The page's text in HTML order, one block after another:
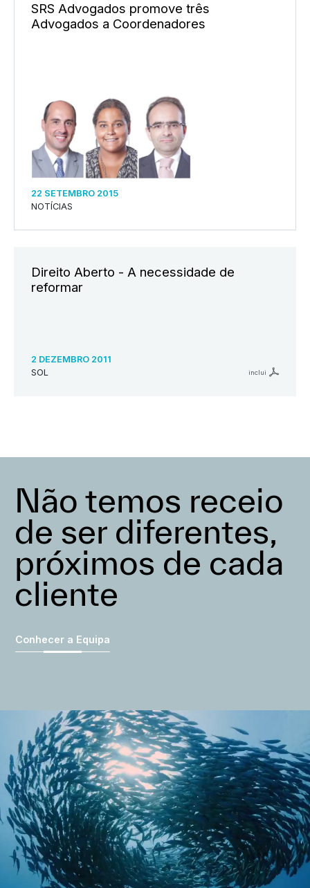
SRS Advogados promove três
Advogados a Coordenadores
22 SETEMBRO 2015
NOTÍCIAS
Direito Aberto - A necessidade de
reformar
2 DEZEMBRO 2011
SOL
inclui
Não temos receio
de ser diferentes,
próximos de cada
cliente
Conhecer a Equipa